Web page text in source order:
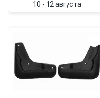
10 - 12 августа